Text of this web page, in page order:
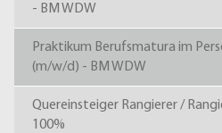
- BM WDW
Praktikum Berufsmatura im
(m/w/d) - BM WDW
Quereinsteiger Rangierer /
100%